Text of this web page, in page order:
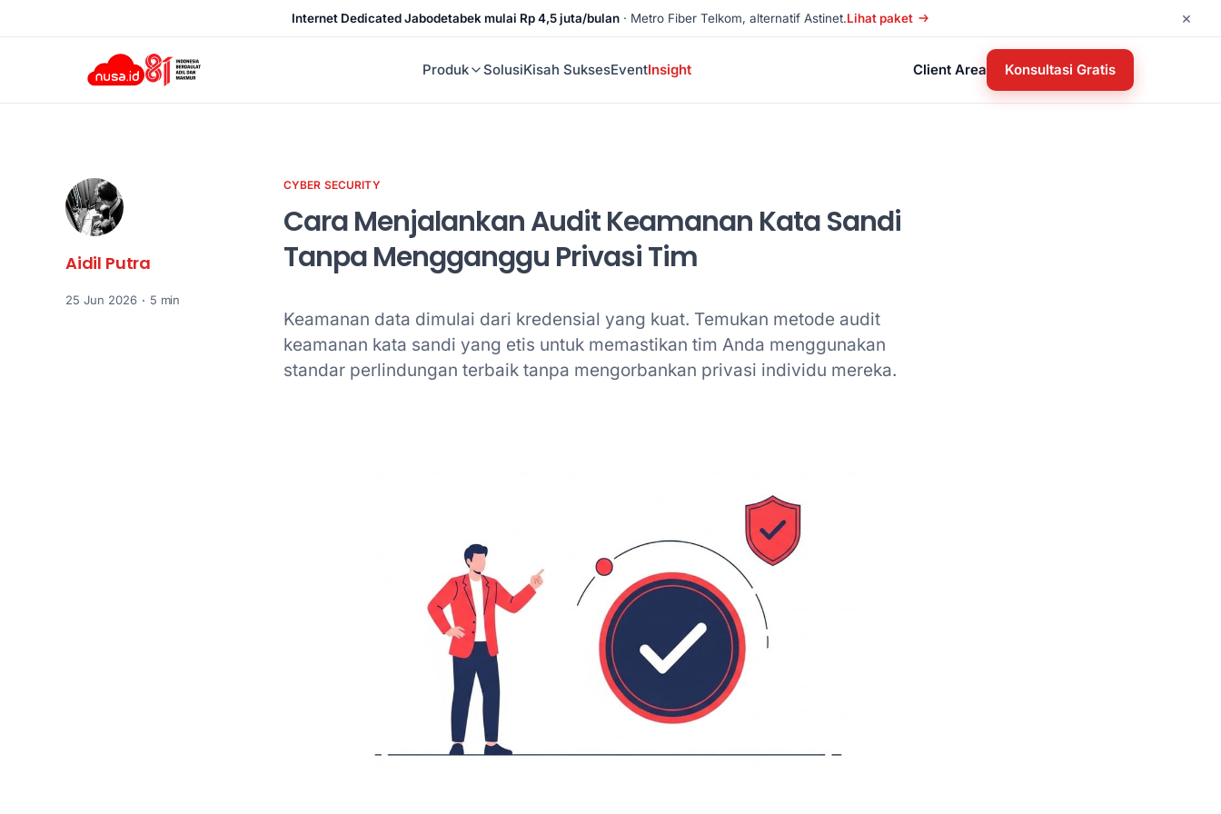
Internet Dedicated Jabodetabek mulai Rp 4,5 juta/bulan· Metro Fiber Telkom, alternatif Astinet.Lihat paket ×
Produk SolusiKisah SuksesEventInsight Client Area Konsultasi Gratis
CYBER SECURITY
Cara Menjalankan Audit Keamanan Kata Sandi
Tanpa Mengganggu Privasi Tim
Keamanan data dimulai dari kredensial yang kuat. Temukan metode audit
keamanan kata sandi yang etis untuk memastikan tim Anda menggunakan
standar perlindungan terbaik tanpa mengorbankan privasi individu mereka.
Aidil Putra
25 Jun 2026 5 min